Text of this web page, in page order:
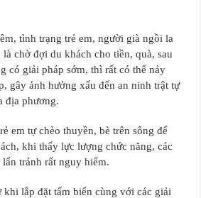
tình trạng trẻ em, người già ngồi la
chờ đợi du khách cho tiền, quà, sau
có giải pháp sớm, thì rất có thể nảy
gây ảnh hưởng xấu đến an ninh trật tự
địa phương.
em tự chèo thuyền, bè trên sông để
khi thấy lực lượng chức năng, các
tránh rất nguy hiểm.
khi lắp đặt tấm biển cùng với các giải